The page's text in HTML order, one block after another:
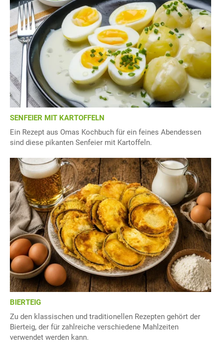
SENFEIER MIT KARTOFFELN
Ein Rezept aus Omas Kochbuch für ein feines Abendessen
sind diese pikanten Senfeier mit Kartoffeln.
BIERTEIG
Zu den klassischen und traditionellen Rezepten gehört der
Bierteig, der für zahlreiche verschiedene Mahlzeiten
verwendet werden kann.